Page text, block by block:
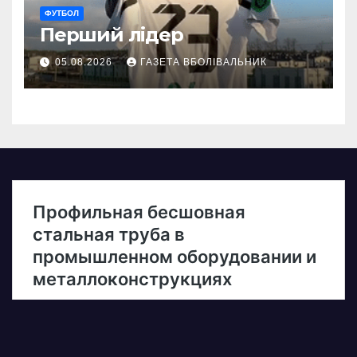
ФУТБОЛ
Перший лідер
05.08.2026 ГАЗЕТА ВБОЛІВАЛЬНИК